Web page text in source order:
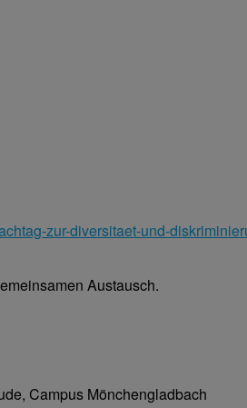
zur-diversitaet-und-
Austausch.
Campus Mönchengladbach